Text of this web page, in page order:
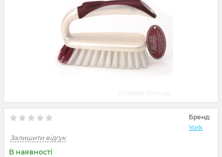
Бренд:
York
Залишити відгук
В наявності